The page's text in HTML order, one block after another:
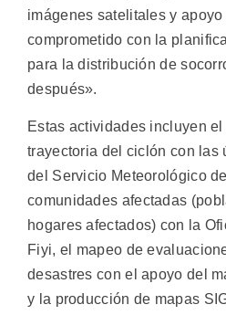
imágenes satelitales y
comprometido con la
para la distribución de
después».
Estas actividades incluyen
trayectoria del ciclón con las
del Servicio Meteorológico
comunidades afectadas
hogares afectados) con la
Fiyi, el mapeo de
desastres con el apoyo del
y la producción de mapas